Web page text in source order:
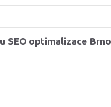
SEO optimalizace Brno